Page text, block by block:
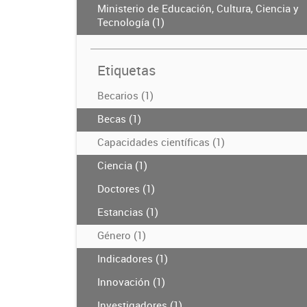
Ministerio de Educación, Cultura, Ciencia y
Tecnología (1)
Etiquetas
Becarios (1)
Becas (1)
Capacidades científicas (1)
Ciencia (1)
Doctores (1)
Estancias (1)
Género (1)
Indicadores (1)
Innovación (1)